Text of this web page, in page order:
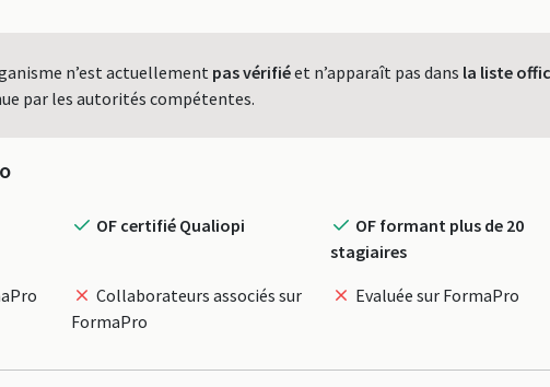
n’est actuellement pas vérifiéet n’apparaît pas dans la liste
par les autorités compétentes.
OF certifié Qualiopi
OF formant plus de 20
stagiaires
Collaborateurs associés sur
FormaPro
Evaluée sur FormaPro